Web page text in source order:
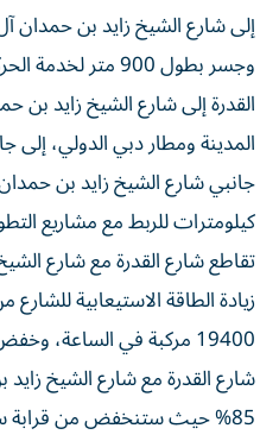
إلى شارع الشيخ زايد بن حمدان
وجسر بطول 900 متر
القدرة إلى شارع الشيخ زايد بن
المدينة ومطار دبي الدولي،
جانبي شارع الشيخ زايد بن
كيلومترات للربط مع مشاريع
تقاطع شارع القدرة مع شارع
19400 مركبة في الساعة،
شارع القدرة مع شارع الشيخ
85% حيث ستنخفض من قرابة سبع دقائق إلى دقيقة واحدة.